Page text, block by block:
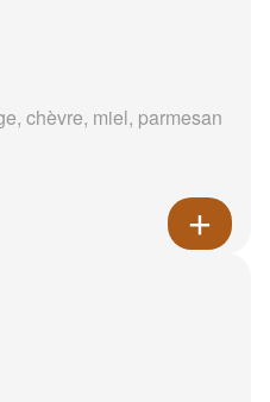
chèvre, miel, parmesan